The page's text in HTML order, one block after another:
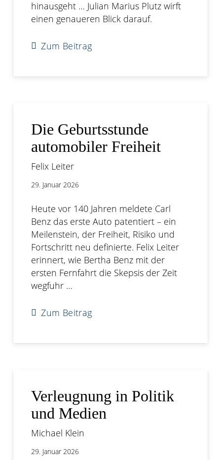
hinausgeht … Julian Marius Plutz wirft
einen genaueren Blick darauf.
Zum Beitrag
Die Geburtsstunde
automobiler Freiheit
Felix Leiter
29. Januar 2026
Heute vor 140 Jahren meldete Carl
Benz das erste Auto patentiert – ein
Meilenstein, der Freiheit, Risiko und
Fortschritt neu definierte. Felix Leiter
erinnert, wie Bertha Benz mit der
ersten Fernfahrt die Skepsis der Zeit
wegfuhr …
Zum Beitrag
Verleugnung in Politik
und Medien
Michael Klein
29. Januar 2026